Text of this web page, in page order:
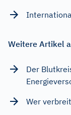
Weitere Artikel
Der
Wer